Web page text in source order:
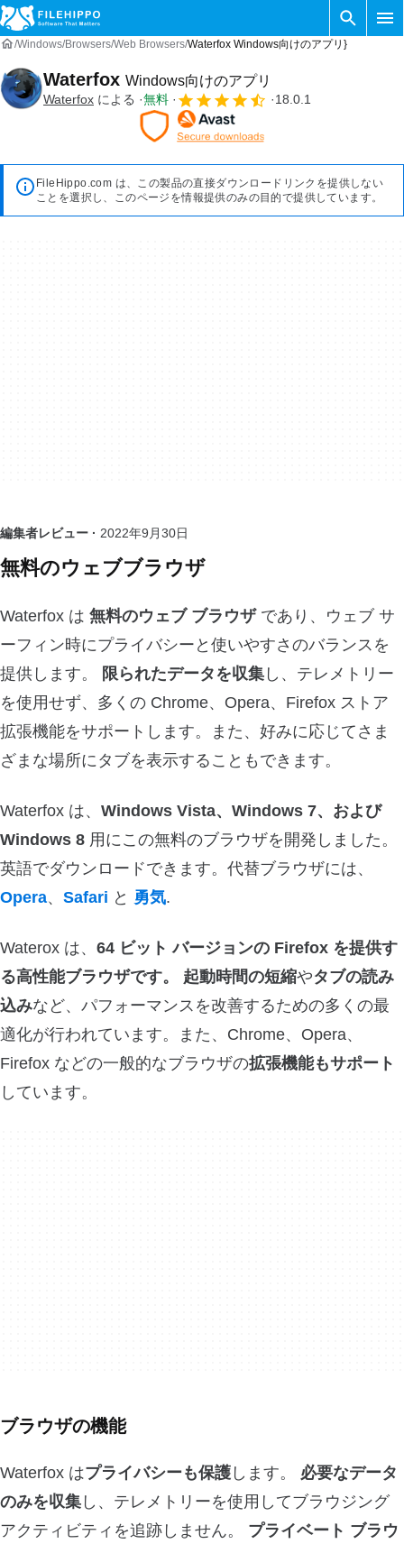
Windows Browsers Web Browsers Waterfox Windows向けのアプリ}
Waterfox Windows向けのアプリ
Waterfox による 無料 18.0.1
FileHippo.com は、この製品の直接ダウンロードリンクを提供しない
ことを選択し、このページを情報提供のみの目的で提供しています。
編集者レビュー · 2022年9月30日
無料のウェブブラウザ
Waterfox は 無料のウェブ ブラウザ であり、ウェブ サ
ーフィン時にプライバシーと使いやすさのバランスを
提供します。
限られたデータを収集 し、テレメトリー
を使用せず、多くの Chrome、Opera、Firefox ストア
拡張機能をサポートします。また、好みに応じてさま
ざまな場所にタブを表示することもできます。
Waterfox は、 Windows Vista、Windows 7、および
Windows 8 用にこの無料のブラウザを開発しました。
英語でダウンロードできます。代替ブラウザには、
Opera、 Safari と 勇気.
Waterox は、 64 ビット バージョンの Firefox を提供す
る高性能ブラウザです。 起動時間の短縮やタブの読み
込みなど、パフォーマンスを改善するための多くの最
適化が行われています。また、Chrome、Opera、
Firefox などの一般的なブラウザの拡張機能もサポート
しています。
ブラウザの機能
Waterfox はプライバシーも保護 します。 必要なデータ
のみを収集 し、テレメトリーを使用してブラウジング
アクティビティを追跡しません。 プライベート ブラウ